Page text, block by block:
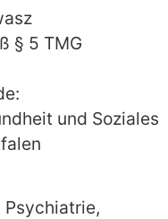
§ 5 TMG
und Soziales
Psychiatrie,